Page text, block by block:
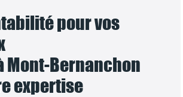
pour vos
Mont-Bernanchon
expertise